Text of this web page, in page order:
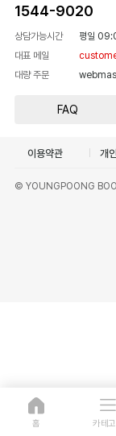
1544-9020
상담가능시간 평일
대표 메일
대량 주문
FAQ
이용약관 개
© YOUNGPOONG
홈 카테